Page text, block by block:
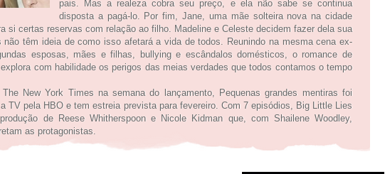
pais. Mas a realeza cobra seu preço, e ela não sabe se continua
disposta a pagá-lo. Por fim, Jane, uma mãe solteira nova na cidade
si certas reservas com relação ao filho. Madeline e Celeste decidem fazer dela sua
não têm ideia de como isso afetará a vida de todos. Reunindo na mesma cena ex-
esposas, mães e filhas, bullying e escândalos domésticos, o romance de
com habilidade os perigos das meias verdades que todos contamos o tempo
The New York Times na semana do lançamento, Pequenas grandes mentiras foi
TV pela HBO e tem estreia prevista para fevereiro. Com 7 episódios, Big Little Lies
de Reese Whitherspoon e Nicole Kidman que, com Shailene Woodley,
as protagonistas.